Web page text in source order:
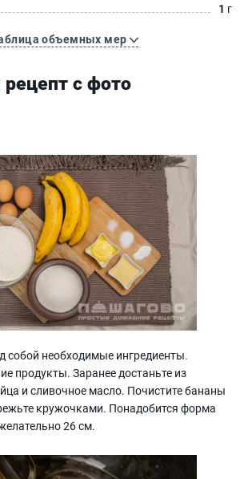
1 г
объемных мер
с фото
собой необходимые ингредиенты.
продукты. Заранее достаньте из
и сливочное масло. Почистите бананы
кружочками. Понадобится форма
26 см.